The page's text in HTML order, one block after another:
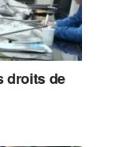
droits de